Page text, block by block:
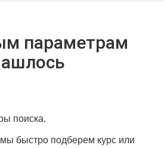
параметрам
поиска.
мы быстро подберем курс или